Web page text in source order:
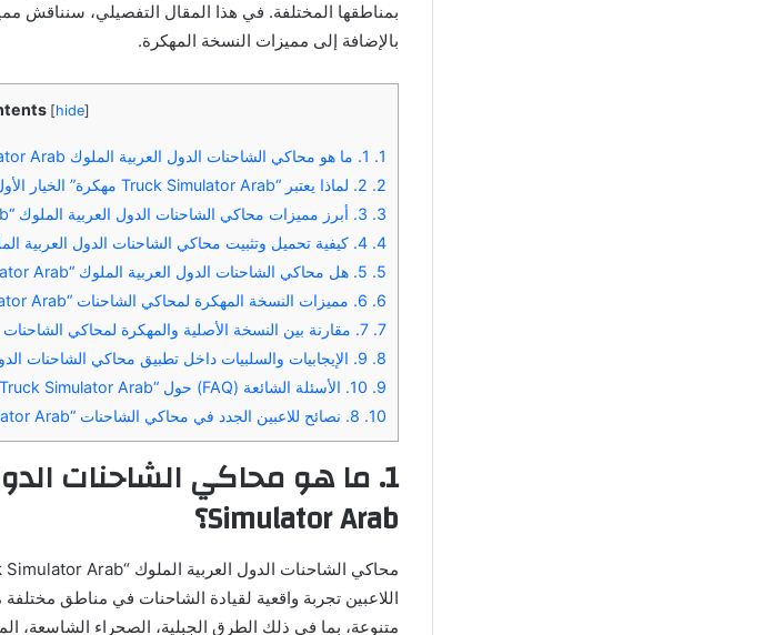
بمناطقها المختلفة. في هذا المقال التفصيلي، سنناقش
بالإضافة إلى مميزات النسخة المهكرة.
[hide]
1.
2.
3.
4.
5.
6.
7.
8.
9.
10.
Simulator Arab؟
اللاعبين تجربة واقعية لقيادة الشاحنات في مناطق